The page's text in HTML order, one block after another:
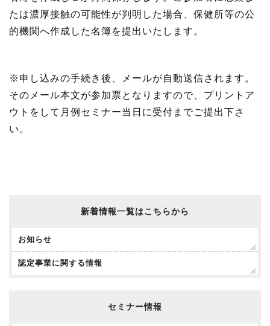
たは濃厚接触の可能性が判明した場合、保健所等の公
的機関へ作成した名簿を提出いたします。
※申し込みの手続き後、メールが自動送信されます。
そのメール本文が参加票となりますので、プリントア
ウトをして月例セミナー当日に受付までご提出下さ
い。
新着情報一覧はこちらから
お知らせ
認定事業に関する情報
セミナー情報